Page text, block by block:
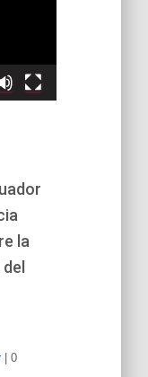
la
del
| 0